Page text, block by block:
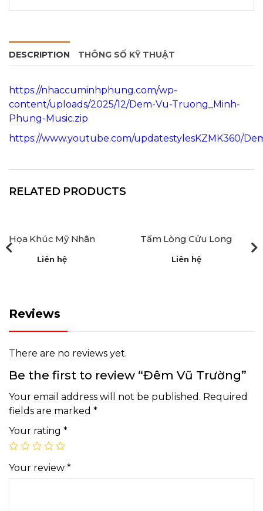
DESCRIPTION THÔNG SỐ KỸ THUẬT
https://nhaccuminhphung.com/wp-
content/uploads/2025/12/Dem-Vu-Truong_Minh-
Phung-Music.zip
https://www.youtube.com/updatestylesKZMK360/
RELATED PRODUCTS
Họa Khúc Mỹ Nhân
Liên hệ
Tấm Lòng Cửu Long
Liên hệ
Reviews
There are no reviews yet.
Be the first to review “Đêm Vũ Trường”
Your email address will not be published. Required
fields are marked *
Your rating *
Your review *